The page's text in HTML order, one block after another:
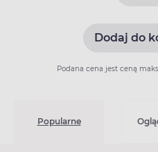
Dodaj do
Podana cena jest ceną
Popularne